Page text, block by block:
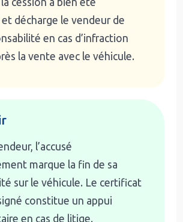
décharge le vendeur de
en cas d’infraction
la vente avec le véhicule.
l’accusé
marque la fin de sa
sur le véhicule. Le certificat
constitue un appui
en cas de litige.